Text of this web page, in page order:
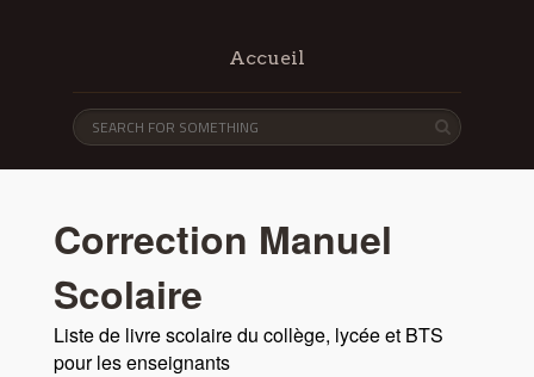
Accueil
Correction Manuel
Scolaire
Liste de livre scolaire du collège, lycée et BTS
pour les enseignants